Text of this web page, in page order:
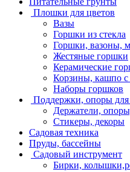
Плошки для цветов
Вазы
Горшки из стекла
Горшки, вазоны,
Жестяные горшки
Керамические
Корзины, кашпо с
Наборы горшков
Поддержки, опоры
Держатели,
Стикеры, декоры
Садовая техника
Пруды, бассейны
Садовый инструмент
Бирки,